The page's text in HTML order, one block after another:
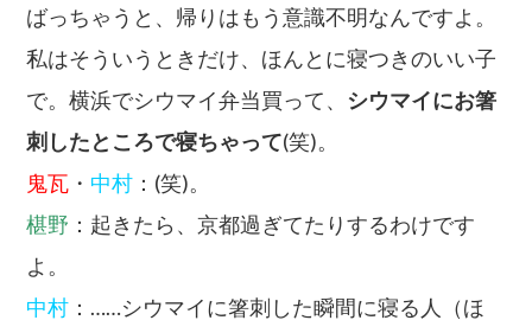
ばっちゃうと、帰りはもう意識不明なんですよ。
私はそういうときだけ、ほんとに寝つきのいい子
で。横浜でシウマイ弁当買って、 シウマイにお箸
刺したところで寝ちゃって(笑)。
鬼瓦 ・ 中村 ：(笑)。
椹野 ：起きたら、京都過ぎてたりするわけです
よ。
中村 ：……シウマイに箸刺した瞬間に寝る人（ほ